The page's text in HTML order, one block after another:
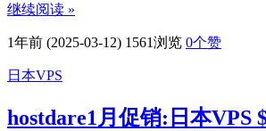
继续阅读 »
1年前 (2025-03-12) 1561浏览 0个赞
日本VPS
hostdare1月促销:日本VPS